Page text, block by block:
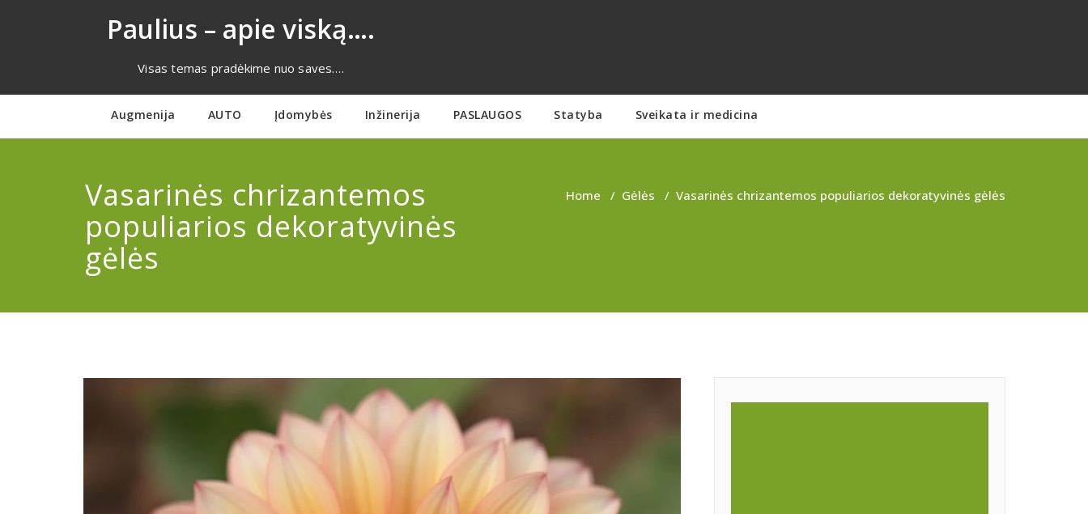
Paulius – apie viską….
Visas temas pradėkime nuo saves….
Augmenija AUTO Įdomybės Inžinerija PASLAUGOS Statyba Sveikata ir medicina
Vasarinės chrizantemos
populiarios dekoratyvinės
gėlės
Home / Gėlės / Vasarinės chrizantemos populiarios dekoratyvinės gėlės